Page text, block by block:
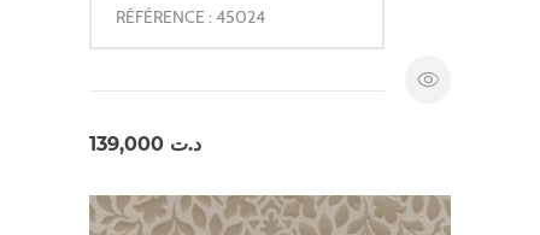
RÉFÉRENCE : 45024
د.ت